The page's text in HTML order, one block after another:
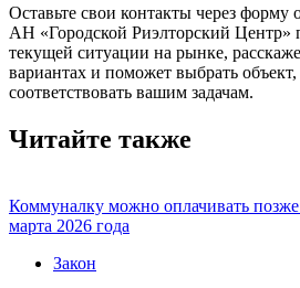
Оставьте свои контакты через форму
АН «Городской Риэлторский Центр»
текущей ситуации на рынке,
вариантах и поможет выбрать
соответствовать вашим задачам.
Читайте также
Коммуналку можно оплачивать
марта 2026 года
Закон